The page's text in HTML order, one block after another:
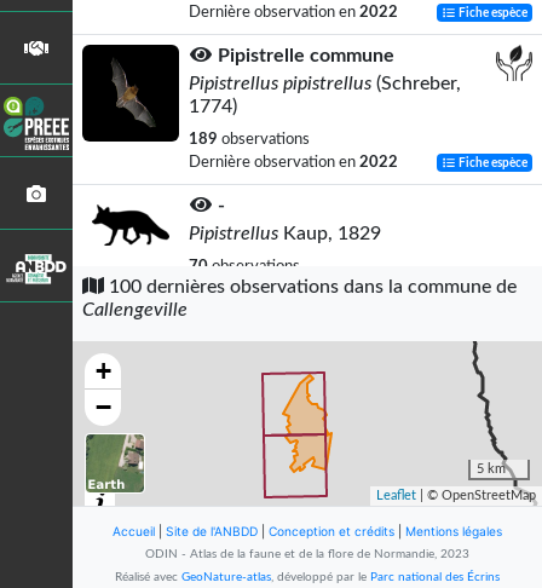
Dernière observation en 2022 Fiche espèce
Pipistrelle commune
Pipistrellus pipistrellus (Schreber,
1774)
189 observations
Dernière observation en 2022 Fiche espèce
-
Pipistrellus Kaup, 1829
70 observations
Dernière observation en2024 Fiche espèce
observations
Dernière observation en
Fiche espèce
Corneille noire
Corvus corone
Linnaeus, 1758
Dernière observation en
100 dernières observations dans la commune de
Callengeville
+
−
5 km
Leaflet | © OpenStreetMap
Accueil Site de l'ANBDD Conception et crédits Mentions légales
ODIN - Atlas de la faune et de la flore de Normandie, 2023
Réalisé avec GeoNature-atlas, développé par le Parc national des Écrins